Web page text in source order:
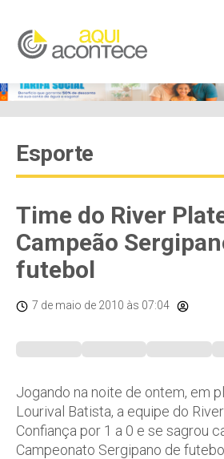
Esporte
Time do River
Campeão
futebol
7 de maio de 2010 às 07:04
Jogando na noite de ontem, em
Lourival Batista, a equipe do
Confiança por 1 a 0 e se sagrou
Campeonato Sergipano de